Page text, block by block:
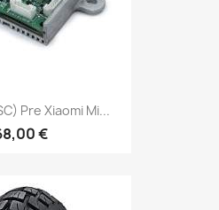
Pre Xiaomi Mi...
€